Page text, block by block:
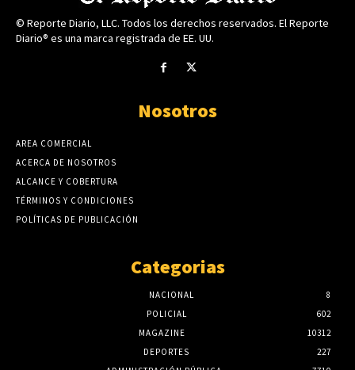
© Reporte Diario, LLC. Todos los derechos reservados. El Reporte
Diario® es una marca registrada de EE. UU.
Nosotros
AREA COMERCIAL
ACERCA DE NOSOTROS
ALCANCE Y COBERTURA
TÉRMINOS Y CONDICIONES
POLÍTICAS DE PUBLICACIÓN
Categorias
NACIONAL
8
POLICIAL
602
MAGAZINE
10312
DEPORTES
227